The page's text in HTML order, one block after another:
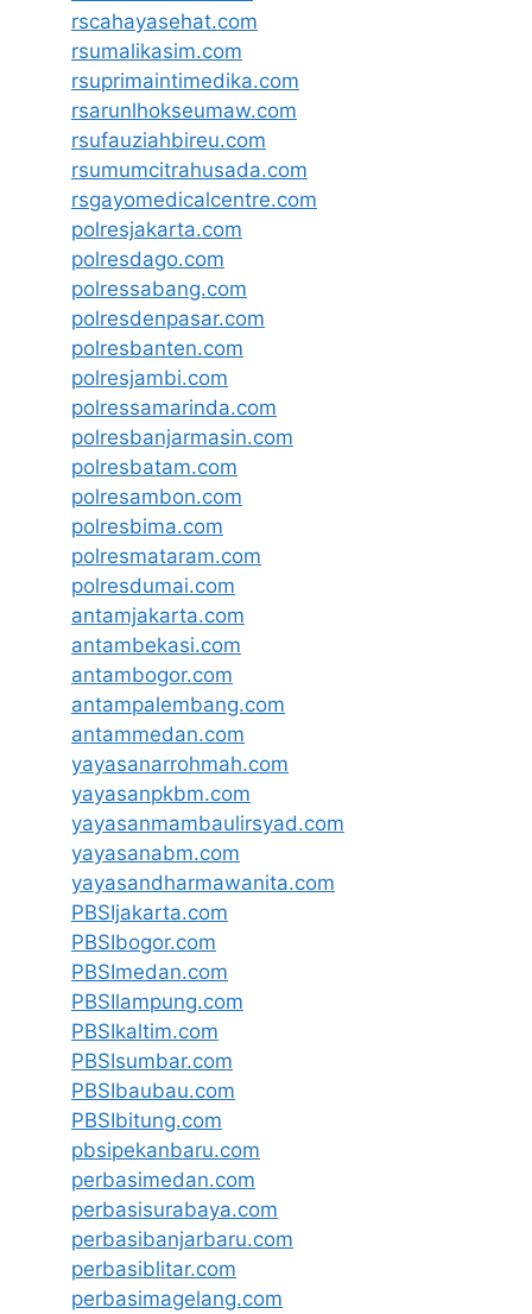
rscahayasehat.com
rsumalikasim.com
rsuprimaintimedika.com
rsarunlhokseumaw.com
rsufauziahbireu.com
rsumumcitrahusada.com
rsgayomedicalcentre.com
polresjakarta.com
polresdago.com
polressabang.com
polresdenpasar.com
polresbanten.com
polresjambi.com
polressamarinda.com
polresbanjarmasin.com
polresbatam.com
polresambon.com
polresbima.com
polresmataram.com
polresdumai.com
antamjakarta.com
antambekasi.com
antambogor.com
antampalembang.com
antammedan.com
yayasanarrohmah.com
yayasanpkbm.com
yayasanmambaulirsyad.com
yayasanabm.com
yayasandharmawanita.com
PBSIjakarta.com
PBSIbogor.com
PBSImedan.com
PBSIlampung.com
PBSIkaltim.com
PBSIsumbar.com
PBSIbaubau.com
PBSIbitung.com
pbsipekanbaru.com
perbasimedan.com
perbasisurabaya.com
perbasibanjarbaru.com
perbasiblitar.com
perbasimagelang.com